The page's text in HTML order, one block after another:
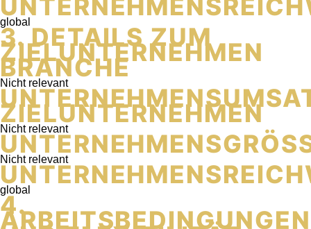
global
3. DETAILS ZUM
ZIELUNTERNEHMEN
BRANCHE
Nicht relevant
ZIELUNTERNEHMEN
Nicht relevant
Nicht relevant
global
4.
ARBEITSBEDINGUNGEN